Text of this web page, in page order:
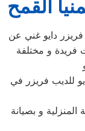
القمح
فريزر دايو غني عن
فريدة و مختلفة
للديب فريزر في
و بصيانة